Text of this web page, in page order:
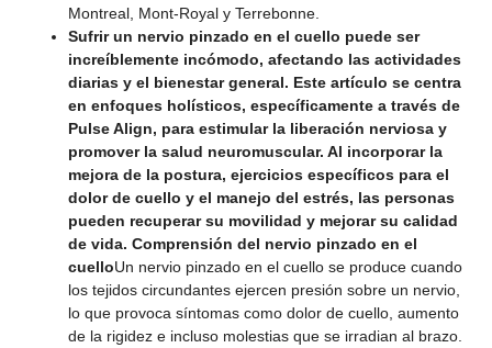
Montreal, Mont-Royal y Terrebonne.
Sufrir un nervio pinzado en el cuello puede ser
increíblemente incómodo, afectando las actividades
diarias y el bienestar general. Este artículo se centra
en enfoques holísticos, específicamente a través de
Pulse Align, para estimular la liberación nerviosa y
promover la salud neuromuscular. Al incorporar la
mejora de la postura, ejercicios específicos para el
dolor de cuello y el manejo del estrés, las personas
pueden recuperar su movilidad y mejorar su calidad
de vida. Comprensión del nervio pinzado en el
cuelloUn nervio pinzado en el cuello se produce cuando
los tejidos circundantes ejercen presión sobre un nervio,
lo que provoca síntomas como dolor de cuello, aumento
de la rigidez e incluso molestias que se irradian al brazo.